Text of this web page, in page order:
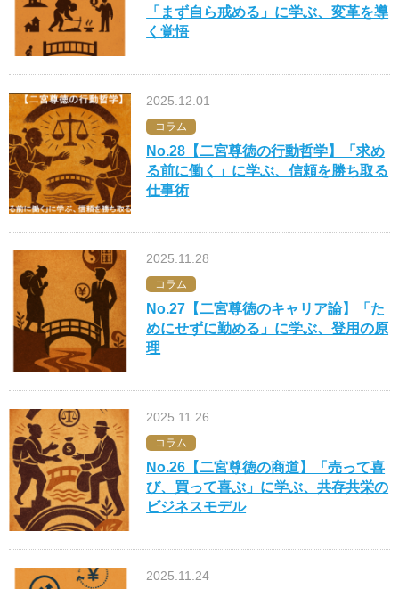
「まず自ら戒める」に学ぶ、変革を導
く覚悟
2025.12.01
コラム
No.28【二宮尊徳の行動哲学】「求め
る前に働く」に学ぶ、信頼を勝ち取る
仕事術
2025.11.28
コラム
No.27【二宮尊徳のキャリア論】「た
めにせずに勤める」に学ぶ、登用の原
理
2025.11.26
コラム
No.26【二宮尊徳の商道】「売って喜
び、買って喜ぶ」に学ぶ、共存共栄の
ビジネスモデル
2025.11.24